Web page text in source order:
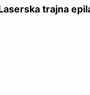
trajna